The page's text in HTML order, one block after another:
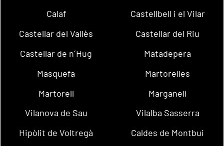
Calaf
Castellbell i el Vilar
Castellar del Vallès
Castellar del Riu
Castellar de n´Hug
Matadepera
Masquefa
Martorelles
Martorell
Marganell
Vilanova de Sau
Vilalba Sasserra
Hipòlit de Voltregà
Caldes de Montbui